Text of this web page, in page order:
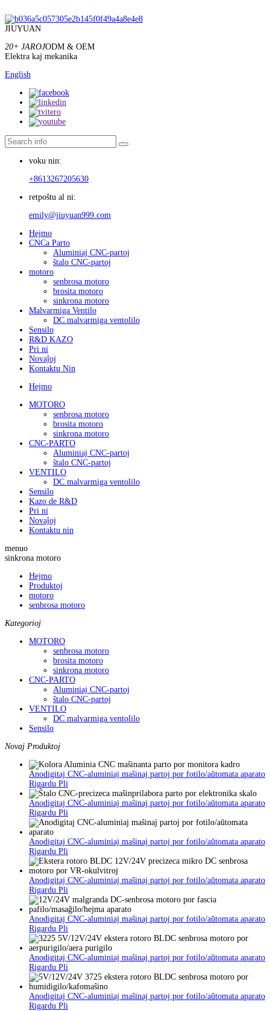
JIUYUAN
20+ JAROJODM & OEM
Elektra kaj mekanika
English
voku nin:
+8613267205630
retpoŝtu al ni:
emily@jiuyuan999.com
Hejmo
CNCa Parto
Aluminiaj CNC-partoj
ŝtalo CNC-partoj
motoro
senbrosa motoro
brosita motoro
sinkrona motoro
Malvarmiga Ventilo
DC malvarmiga ventolilo
Sensilo
R&D KAZO
Pri ni
Novaĵoj
Kontaktu Nin
Hejmo
MOTORO
senbrosa motoro
brosita motoro
sinkrona motoro
CNC-PARTO
Aluminiaj CNC-partoj
ŝtalo CNC-partoj
VENTILO
DC malvarmiga ventolilo
Sensilo
Kazo de R&D
Pri ni
Novaĵoj
Kontaktu nin
menuo
sinkrona motoro
Hejmo
Produktoj
motoro
senbrosa motoro
Kategorioj
MOTORO
senbrosa motoro
brosita motoro
sinkrona motoro
CNC-PARTO
Aluminiaj CNC-partoj
ŝtalo CNC-partoj
VENTILO
DC malvarmiga ventolilo
Sensilo
Novaj Produktoj
Anodigitaj CNC-aluminiaj maŝinaj partoj por fotilo/aŭtomata aparato
Rigardu Pli
Anodigitaj CNC-aluminiaj maŝinaj partoj por fotilo/aŭtomata aparato
Rigardu Pli
Anodigitaj CNC-aluminiaj maŝinaj partoj por fotilo/aŭtomata aparato
Rigardu Pli
Anodigitaj CNC-aluminiaj maŝinaj partoj por fotilo/aŭtomata aparato
Rigardu Pli
Anodigitaj CNC-aluminiaj maŝinaj partoj por fotilo/aŭtomata aparato
Rigardu Pli
Anodigitaj CNC-aluminiaj maŝinaj partoj por fotilo/aŭtomata aparato
Rigardu Pli
Anodigitaj CNC-aluminiaj maŝinaj partoj por fotilo/aŭtomata aparato
Rigardu Pli